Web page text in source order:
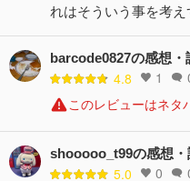
れはそういう事を考え
barcode0827の感想・
4.8 1
このレビューはネタ
shooooo_t99の感想・
5.0 0